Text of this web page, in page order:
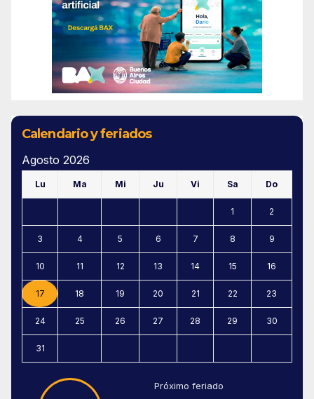
Calendario y feriados
Agosto 2026
Lu Ma Mi Ju Vi Sa Do
1 2
3 4 5 6 7 8 9
10 11 12 13 14 15 16
17 18 19 20 21 22 23
24 25 26 27 28 29 30
31
Próximo feriado